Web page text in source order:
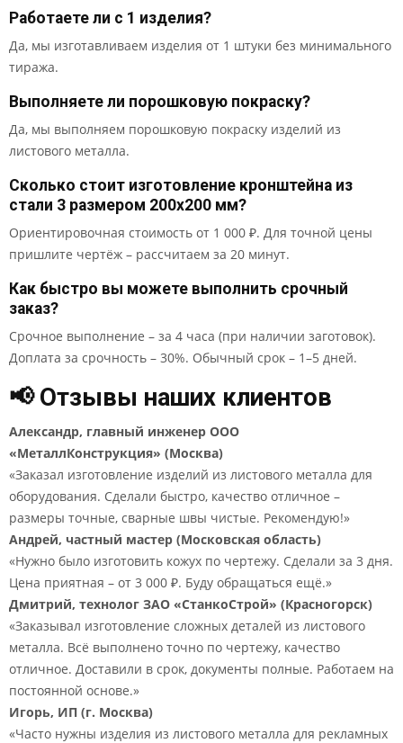
Работаете ли с 1 изделия?
Да, мы изготавливаем изделия от 1 штуки без минимального
тиража.
Выполняете ли порошковую покраску?
Да, мы выполняем порошковую покраску изделий из
листового металла.
Сколько стоит изготовление кронштейна из
стали 3 размером 200x200 мм?
Ориентировочная стоимость от 1 000 ₽. Для точной цены
пришлите чертёж – рассчитаем за 20 минут.
Как быстро вы можете выполнить срочный
заказ?
Срочное выполнение – за 4 часа (при наличии заготовок).
Доплата за срочность – 30%. Обычный срок – 1–5 дней.
📢 Отзывы наших клиентов
Александр, главный инженер ООО
«МеталлКонструкция» (Москва)
«Заказал изготовление изделий из листового металла для
оборудования. Сделали быстро, качество отличное –
размеры точные, сварные швы чистые. Рекомендую!»
Андрей, частный мастер (Московская область)
«Нужно было изготовить кожух по чертежу. Сделали за 3 дня.
Цена приятная – от 3 000 ₽. Буду обращаться ещё.»
Дмитрий, технолог ЗАО «СтанкоСтрой» (Красногорск)
«Заказывал изготовление сложных деталей из листового
металла. Всё выполнено точно по чертежу, качество
отличное. Доставили в срок, документы полные. Работаем на
постоянной основе.»
Игорь, ИП (г. Москва)
«Часто нужны изделия из листового металла для рекламных